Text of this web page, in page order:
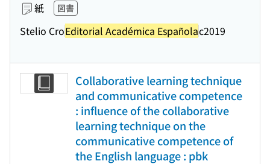
紙 図書
Stelio CroEditorial Académica Españolac2019
Collaborative learning technique
and communicative competence
: influence of the collaborative
learning technique on the
communicative competence of
the English language : pbk